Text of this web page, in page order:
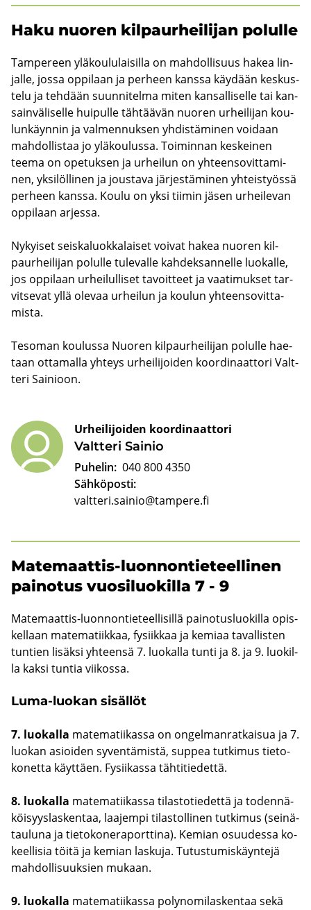
Haku nuo­ren kil­paur­hei­li­jan po­lul­le
Tam­pe­reen ylä­kou­lu­lai­sil­la on mah­dol­li­suus hakea lin­
jal­le, jossa op­pi­laan ja per­heen kans­sa käy­dään kes­kus­
te­lu ja teh­dään suun­ni­tel­ma miten kan­sal­li­sel­le tai kan­
sain­vä­li­sel­le hui­pul­le täh­tää­vän nuo­ren ur­hei­li­jan kou­
lun­käyn­nin ja val­men­nuk­sen yh­dis­tä­mi­nen voi­daan
mah­dol­lis­taa jo ylä­kou­lus­sa. Toi­min­nan kes­kei­nen
teema on ope­tuk­sen ja ur­hei­lun on yh­teen­so­vit­ta­mi­
nen, yk­si­löl­li­nen ja jous­ta­va jär­jes­tä­mi­nen yh­teis­työs­sä
per­heen kans­sa. Koulu on yksi tii­min jäsen ur­hei­le­van
op­pi­laan ar­jes­sa.
Ny­kyi­set seis­ka­luok­ka­lai­set voi­vat hakea nuo­ren kil­
paur­hei­li­jan po­lul­le tu­le­val­le kah­dek­san­nel­le luo­kal­le,
jos op­pi­laan ur­hei­lul­li­set ta­voit­teet ja vaa­ti­muk­set tar­
vit­se­vat yllä ole­vaa ur­hei­lun ja kou­lun yh­teen­so­vit­ta­
mis­ta.
Te­so­man kou­lus­sa Nuo­ren kil­paur­hei­li­jan po­lul­le hae­
taan ot­ta­mal­la yh­teys ur­hei­li­joi­den koor­di­naat­to­ri Valt­
te­ri Sai­nioon.
Valt­te­ri Sai­nio
Urheilijoiden koordinaattori
Puhelin: 040 800 4350
Sähköposti:
valtteri.sainio@tampere.fi
Matemaattis-​luonnontieteellinen
pai­no­tus vuo­si­luo­kil­la 7 - 9
Matemaattis-​luonnontieteellisillä pai­no­tus­luo­kil­la opis­
kel­laan ma­te­ma­tiik­kaa, fy­siik­kaa ja ke­mi­aa ta­val­lis­ten
tun­tien li­säk­si yh­teen­sä 7. luo­kal­la tunti ja 8. ja 9. luo­kil­
la kaksi tun­tia vii­kos­sa.
Luma-​luokan si­säl­löt
7. luo­kal­la ma­te­ma­tii­kas­sa on on­gel­man­rat­kai­sua ja 7.
luo­kan asioi­den sy­ven­tä­mis­tä, sup­pea tut­ki­mus tie­to­
ko­net­ta käyt­täen. Fy­sii­kas­sa täh­ti­tie­det­tä.
8. luo­kal­la ma­te­ma­tii­kas­sa ti­las­to­tie­det­tä ja to­den­nä­
köi­syys­las­ken­taa, laa­jem­pi ti­las­tol­li­nen tut­ki­mus (sei­nä­
tau­lu­na ja tie­to­ko­ne­ra­port­ti­na). Ke­mian osuu­des­sa ko­
keel­li­sia töitä ja ke­mian las­ku­ja. Tu­tus­tu­mis­käyn­te­jä
mah­dol­li­suuk­sien mu­kaan.
9. luo­kal­la ma­te­ma­tii­kas­sa po­ly­no­mi­las­ken­taa sekä